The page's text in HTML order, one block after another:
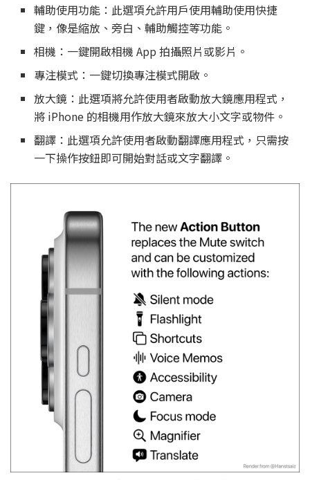
輔助使用功能：此選項允許用戶使用輔助使用快捷
鍵，像是縮放、旁白、輔助觸控等功能。
相機：一鍵開啟相機 App 拍攝照片或影片。
專注模式：一鍵切換專注模式開啟。
放大鏡：此選項將允許使用者啟動放大鏡應用程式，
將 iPhone 的相機用作放大鏡來放大小文字或物件。
翻譯：此選項允許使用者啟動翻譯應用程式，只需按
一下操作按鈕即可開始對話或文字翻譯。